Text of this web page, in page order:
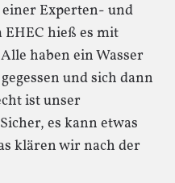
Experten- und
hieß es mit
haben ein Wasser
und sich dann
ist unser
es kann etwas
klären wir nach der